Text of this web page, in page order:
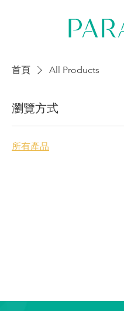
首頁 All Products
瀏覽方式
所有產品